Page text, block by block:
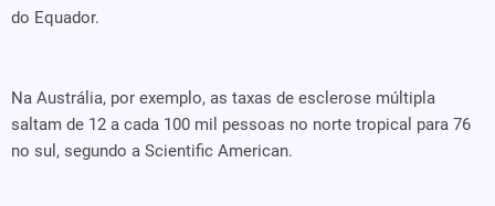
do Equador.
Na Austrália, por exemplo, as taxas de esclerose múltipla
saltam de 12 a cada 100 mil pessoas no norte tropical para 76
no sul, segundo a Scientific American.